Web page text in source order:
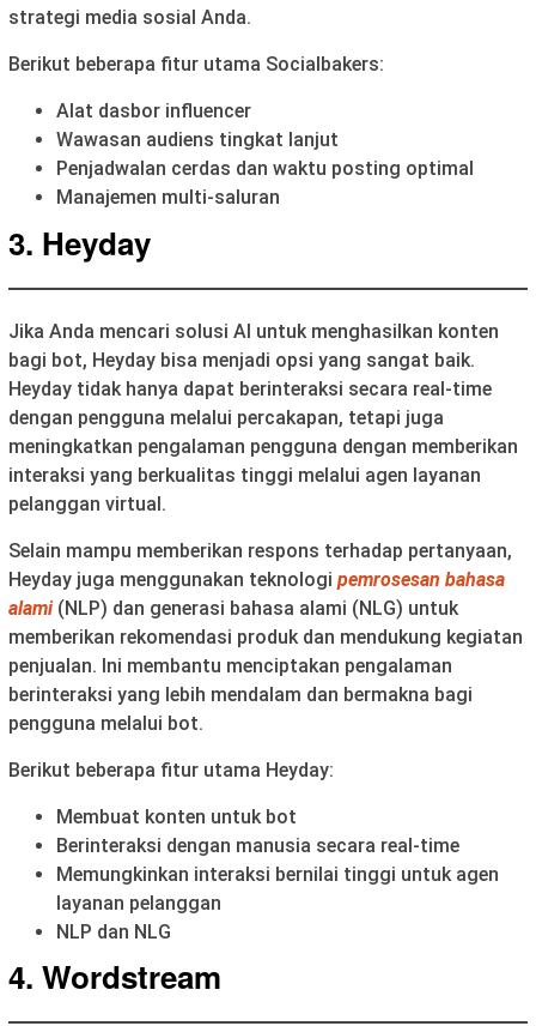
strategi media sosial Anda.
Berikut beberapa fitur utama Socialbakers:
Alat dasbor influencer
Wawasan audiens tingkat lanjut
Penjadwalan cerdas dan waktu posting optimal
Manajemen multi-saluran
3. Heyday
Jika Anda mencari solusi AI untuk menghasilkan konten
bagi bot, Heyday bisa menjadi opsi yang sangat baik.
Heyday tidak hanya dapat berinteraksi secara real-time
dengan pengguna melalui percakapan, tetapi juga
meningkatkan pengalaman pengguna dengan memberikan
interaksi yang berkualitas tinggi melalui agen layanan
pelanggan virtual.
Selain mampu memberikan respons terhadap pertanyaan,
Heyday juga menggunakan teknologi pemrosesan bahasa
alami(NLP) dan generasi bahasa alami (NLG) untuk
memberikan rekomendasi produk dan mendukung kegiatan
penjualan. Ini membantu menciptakan pengalaman
berinteraksi yang lebih mendalam dan bermakna bagi
pengguna melalui bot.
Berikut beberapa fitur utama Heyday:
Membuat konten untuk bot
Berinteraksi dengan manusia secara real-time
Memungkinkan interaksi bernilai tinggi untuk agen
layanan pelanggan
NLP dan NLG
4. Wordstream